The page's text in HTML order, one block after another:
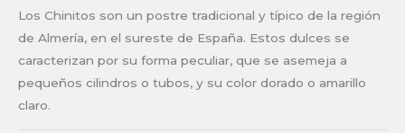
Los Chinitos son un postre tradicional y típico de la región
de Almería, en el sureste de España. Estos dulces se
caracterizan por su forma peculiar, que se asemeja a
pequeños cilindros o tubos, y su color dorado o amarillo
claro.